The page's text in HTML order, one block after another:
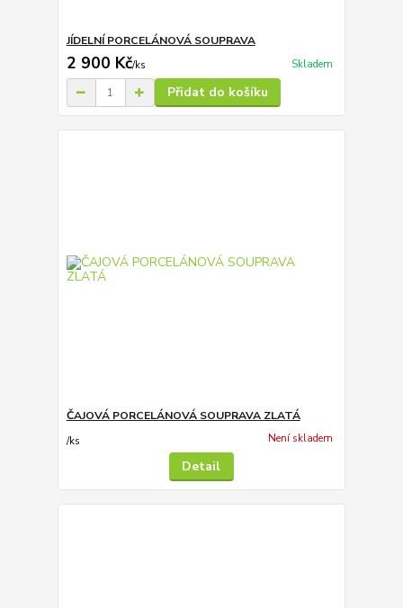
JÍDELNÍ PORCELÁNOVÁ SOUPRAVA
2 900 Kč/ks Skladem
Přidat do košíku
ČAJOVÁ PORCELÁNOVÁ SOUPRAVA ZLATÁ
/ks Není skladem
Detail